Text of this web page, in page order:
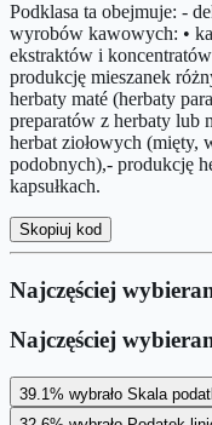
Podklasa ta obejmuje: -
wyrobów kawowych: •
ekstraktów i
produkcję mieszanek
herbaty maté (herbaty
preparatów z herbaty lub
herbat ziołowych (mięty,
podobnych),- produkcję
kapsułkach.
Skopiuj kod
Najczęściej
Najczęściej
39.1% wybrało Skala